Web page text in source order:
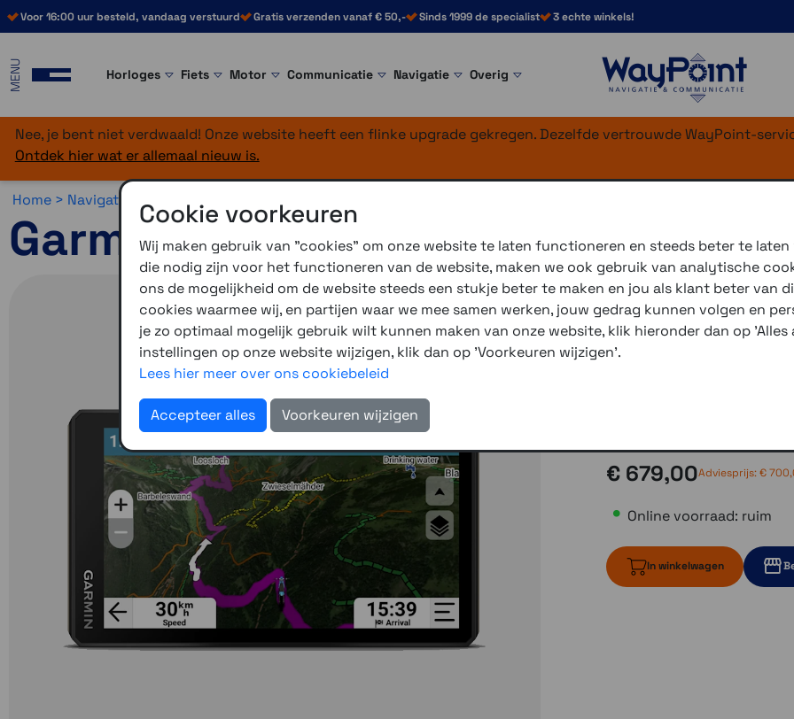
Voor 16:00 uur besteld, vandaag verstuurd Gratis verzenden vanaf € 50,- Sinds 1999 de specialist 3 echte winkels!
MENU Horloges Fiets Motor Communicatie Navigatie Overig
Nee, je bent niet verdwaald! Onze website heeft een flinke upgrade gekregen. Dezelfde vertrouwde WayPoint-
Ontdek hier wat er allemaal nieuw is.
Home > Navigatie >
Garmin Tread 2
Dit robuuste offroad
rijden.
3 winkels voor uitleg en
€ 679,00Adviesprijs:€
Online voorraad: ruim
In winkelwagen
Cookie voorkeuren
Wij maken gebruik van "cookies" om onze website te laten functioneren en steeds beter te
die nodig zijn voor het functioneren van de website, maken we ook gebruik van analytische
ons de mogelijkheid om de website steeds een stukje beter te maken en jou als klant beter van
cookies waarmee wij, en partijen waar we mee samen werken, jouw gedrag kunnen volgen en
je zo optimaal mogelijk gebruik wilt kunnen maken van onze website, klik hieronder dan op
instellingen op onze website wijzigen, klik dan op 'Voorkeuren wijzigen'.
Lees hier meer over ons cookiebeleid
Accepteer alles Voorkeuren wijzigen